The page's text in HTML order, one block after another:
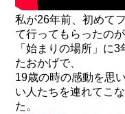
私が26年前、初めて
て行ってもらったの
「始まりの場所」に
たおかげで、
19歳の時の感動を思
い人たちを連れてこ
た。